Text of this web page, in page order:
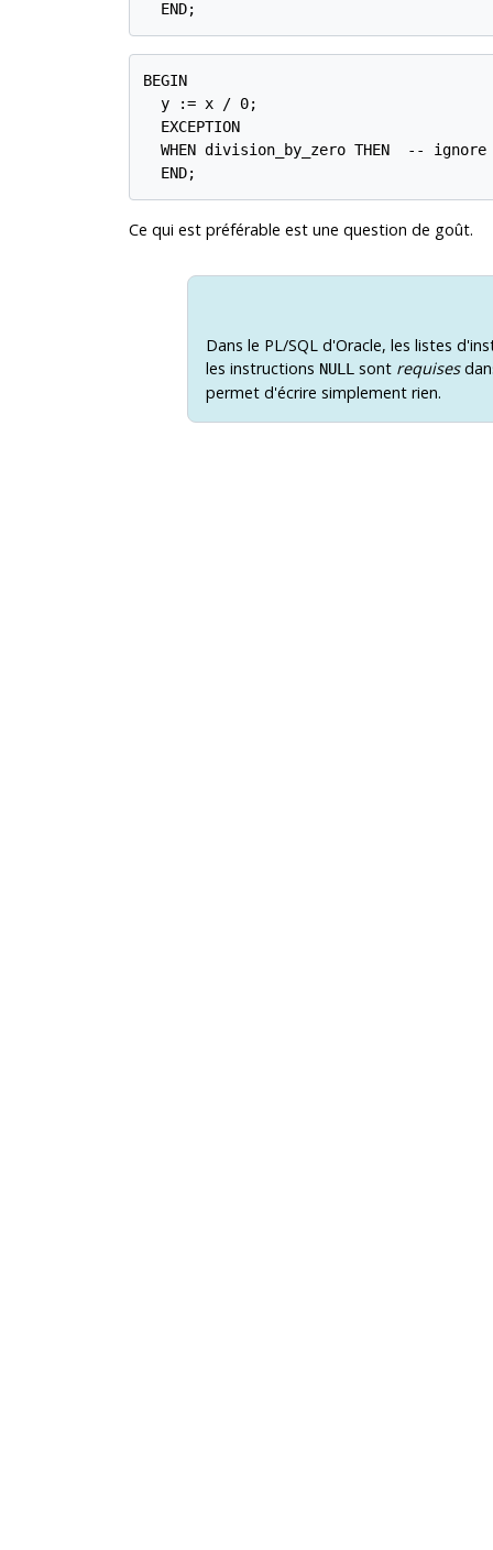
  END;
BEGIN
  y := x / 0;
  EXCEPTION
WHEN division_by_zero THEN  -- ignore
  END;
Ce qui est préférable est une question de goût.
Dans le PL/SQL d'Oracle, les listes
les instructions NULL sont requises
permet d'écrire simplement rien.